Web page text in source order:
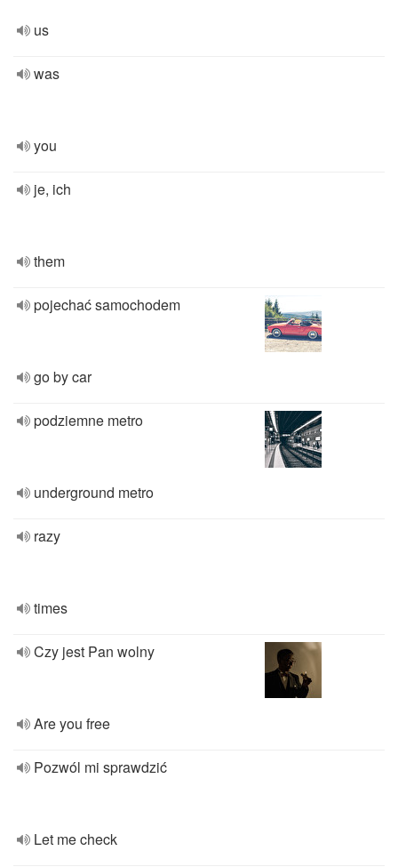
us
was
you
je, ich
them
pojechać samochodem
go by car
podziemne metro
underground metro
razy
times
Czy jest Pan wolny
Are you free
Pozwól mi sprawdzić
Let me check